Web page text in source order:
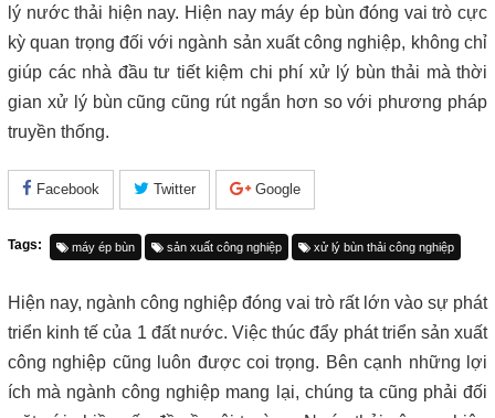
lý nước thải hiện nay. Hiện nay máy ép bùn đóng vai trò cực
kỳ quan trọng đối với ngành sản xuất công nghiệp, không chỉ
giúp các nhà đầu tư tiết kiệm chi phí xử lý bùn thải mà thời
gian xử lý bùn cũng cũng rút ngắn hơn so với phương pháp
truyền thống.
Facebook Twitter Google
Tags: máy ép bùn sản xuất công nghiệp xử lý bùn thải công nghiệp
Hiện nay, ngành công nghiệp đóng vai trò rất lớn vào sự phát
triển kinh tế của 1 đất nước. Việc thúc đẩy phát triển sản xuất
công nghiệp cũng luôn được coi trọng. Bên cạnh những lợi
ích mà ngành công nghiệp mang lại, chúng ta cũng phải đối